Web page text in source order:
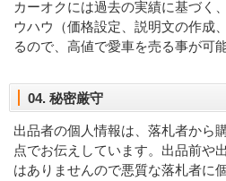
カーオクには過去の実績に基づく
ウハウ（価格設定、説明文の作成
るので、高値で愛車を売る事が可能
04. 秘密厳守
出品者の個人情報は、落札者から
点でお伝えしています。出品前や
はありませんので悪質な落札者に